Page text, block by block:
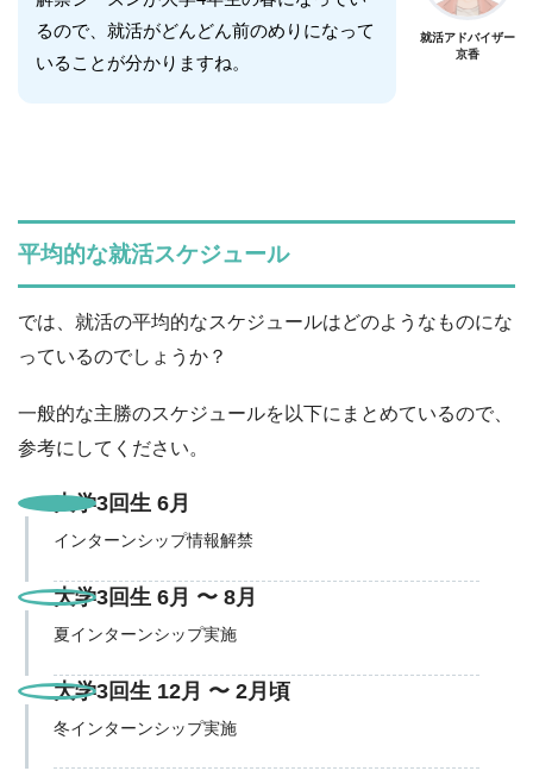
るので、就活がどんどん前のめりになって
いることが分かりますね。
就活アドバイザー
京香
平均的な就活スケジュール
では、就活の平均的なスケジュールはどのようなものにな
っているのでしょうか？
一般的な主勝のスケジュールを以下にまとめているので、
参考にしてください。
大学3回生 6月
インターンシップ情報解禁
大学3回生 6月 〜 8月
夏インターンシップ実施
大学3回生 12月 〜 2月頃
冬インターンシップ実施